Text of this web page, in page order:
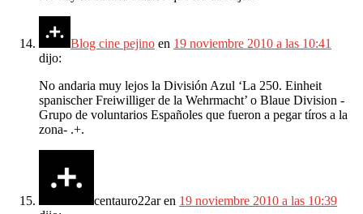
Blog cine pejino en 19 noviembre 2010 a las 10:41
dijo:
No andaria muy lejos la División Azul ‘La 250. Einheit
spanischer Freiwilliger de la Wehrmacht’ o Blaue Division -
Grupo de voluntarios Españoles que fueron a pegar tíros a la
zona- .+.
centauro22aren 19 noviembre 2010 a las 10:39